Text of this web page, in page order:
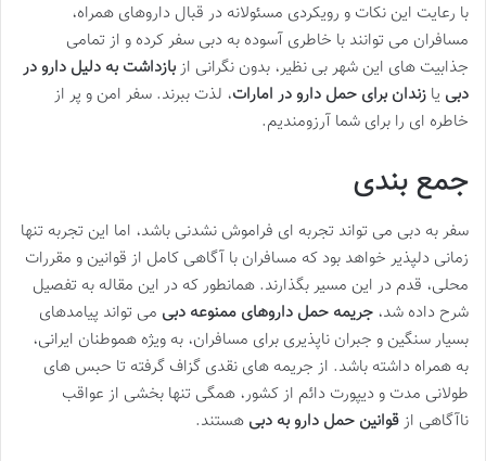
با رعایت این نکات و رویکردی مسئولانه در قبال داروهای همراه،
مسافران می توانند با خاطری آسوده به دبی سفر کرده و از تمامی
جذابیت های این شهر بی نظیر، بدون نگرانی ازبازداشت به دلیل دارو در
دبی یا زندان برای حمل دارو در امارات، لذت ببرند. سفر امن و پر از
خاطره ای را برای شما آرزومندیم.
جمع بندی
سفر به دبی می تواند تجربه ای فراموش نشدنی باشد، اما این تجربه تنها
زمانی دلپذیر خواهد بود که مسافران با آگاهی کامل از قوانین و مقررات
محلی، قدم در این مسیر بگذارند. همانطور که در این مقاله به تفصیل
شرح داده شد، جریمه حمل داروهای ممنوعه دبی می تواند پیامدهای
بسیار سنگین و جبران ناپذیری برای مسافران، به ویژه هموطنان ایرانی،
به همراه داشته باشد. از جریمه های نقدی گزاف گرفته تا حبس های
طولانی مدت و دیپورت دائم از کشور، همگی تنها بخشی از عواقب
ناآگاهی ازقوانین حمل دارو به دبی هستند.